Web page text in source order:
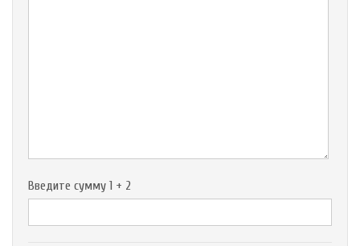
Введите сумму 1 + 2